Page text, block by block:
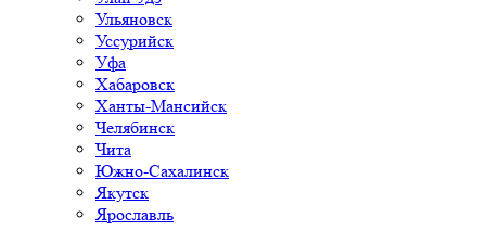
Ульяновск
Уссурийск
Уфа
Хабаровск
Ханты-Мансийск
Челябинск
Чита
Южно-Cахалинск
Якутск
Ярославль